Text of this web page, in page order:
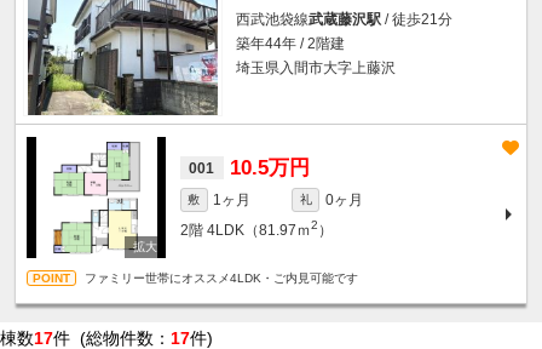
西武池袋線武蔵藤沢駅 / 徒歩21分
築年44年 / 2階建
埼玉県入間市大字上藤沢
001 10.5万円
敷 1ヶ月 礼
0ヶ月
2階 4LDK（81.97ｍ2 ）
ファミリー世帯にオススメ4LDK・ご内見可能です
棟数17件 (総物件数： 17件)